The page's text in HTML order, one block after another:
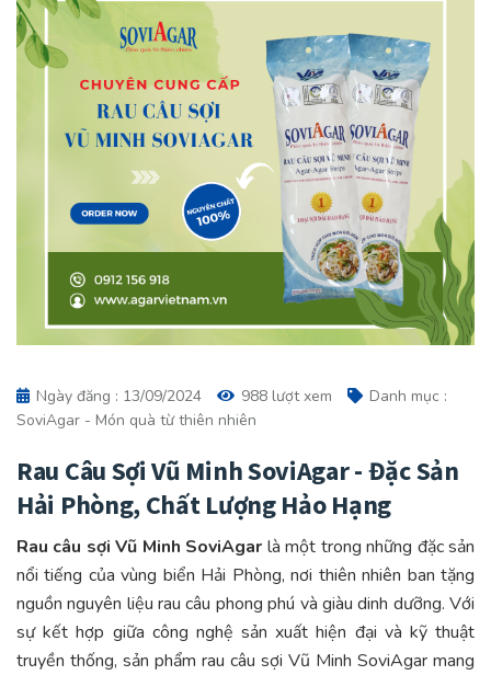
Ngày đăng : 13/09/2024 988 lượt xem
Danh mục :
SoviAgar - Món quà từ thiên nhiên
Rau Câu Sợi Vũ Minh SoviAgar - Đặc Sản
Hải Phòng, Chất Lượng Hảo Hạng
Rau câu sợi Vũ Minh SoviAgar là một trong những đặc sản
nổi tiếng của vùng biển Hải Phòng, nơi thiên nhiên ban tặng
nguồn nguyên liệu rau câu phong phú và giàu dinh dưỡng. Với
sự kết hợp giữa công nghệ sản xuất hiện đại và kỹ thuật
truyền thống, sản phẩm rau câu sợi Vũ Minh SoviAgar mang